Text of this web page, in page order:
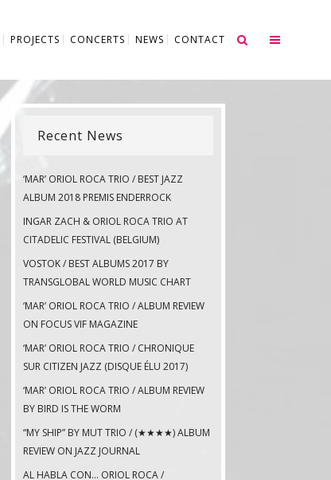
PROJECTS CONCERTS NEWS CONTACT
Recent News
‘MAR’ ORIOL ROCA TRIO / BEST JAZZ
ALBUM 2018 PREMIS ENDERROCK
INGAR ZACH & ORIOL ROCA TRIO AT
CITADELIC FESTIVAL (BELGIUM)
VOSTOK / BEST ALBUMS 2017 BY
TRANSGLOBAL WORLD MUSIC CHART
‘MAR’ ORIOL ROCA TRIO / ALBUM REVIEW
ON FOCUS VIF MAGAZINE
‘MAR’ ORIOL ROCA TRIO / CHRONIQUE
SUR CITIZEN JAZZ (DISQUE ÉLU 2017)
‘MAR’ ORIOL ROCA TRIO / ALBUM REVIEW
BY BIRD IS THE WORM
“MY SHIP” BY MUT TRIO / (★★★★) ALBUM
REVIEW ON JAZZ JOURNAL
AL HABLA CON… ORIOL ROCA /